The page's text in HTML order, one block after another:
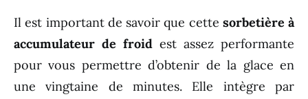
Il est important de savoir que cette sorbetière à
accumulateur de froid est assez performante
pour vous permettre d’obtenir de la glace en
une vingtaine de minutes. Elle intègre par